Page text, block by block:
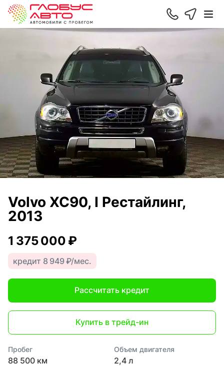
Volvo XC90, I Рестайлинг,
2013
1 375 000 ₽
кредит 8 949 ₽/мес.
Рассчитать кредит
Купить в трейд-ин
Пробег
88 500 км
Объем двигателя
2,4 л